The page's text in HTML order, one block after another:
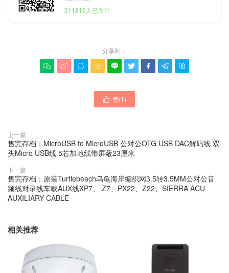
311816人已关注
分享到：
        
 赞(1)
上一篇
售完存档：MicroUSB to MicroUSB 公对公OTG USB DAC解码线 双
头Micro USB线 5芯加地线带屏蔽23厘米
下一篇
售完存档：原装Turtlebeach乌龟海岸编织网3.5转3.5MM公对公音
频线对录线车载AUX线XP7、 Z7、PX22、Z22、SIERRA ACU
AUXILIARY CABLE
相关推荐